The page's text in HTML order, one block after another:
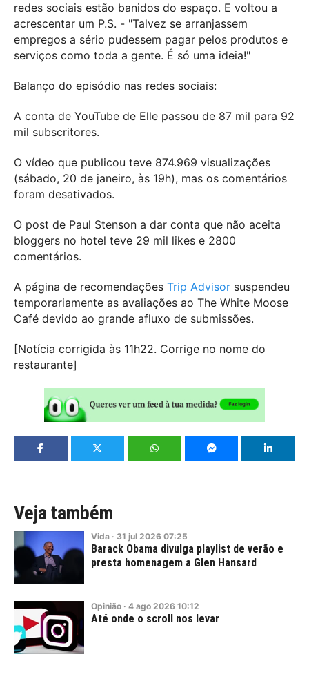
redes sociais estão banidos do espaço. E voltou a
acrescentar um P.S. - "Talvez se arranjassem
empregos a sério pudessem pagar pelos produtos e
serviços como toda a gente. É só uma ideia!"
Balanço do episódio nas redes sociais:
A conta de YouTube de Elle passou de 87 mil para 92
mil subscritores.
O vídeo que publicou teve 874.969 visualizações
(sábado, 20 de janeiro, às 19h), mas os comentários
foram desativados.
O post de Paul Stenson a dar conta que não aceita
bloggers no hotel teve 29 mil likes e 2800
comentários.
A página de recomendações Trip Advisor suspendeu
temporariamente as avaliações ao The White Moose
Café devido ao grande afluxo de submissões.
[Notícia corrigida às 11h22. Corrige no nome do
restaurante]
Veja também
Vida · 31 jul 2026 07:25
Barack Obama divulga playlist de verão e
presta homenagem a Glen Hansard
Opinião · 4 ago 2026 10:12
Até onde o scroll nos levar